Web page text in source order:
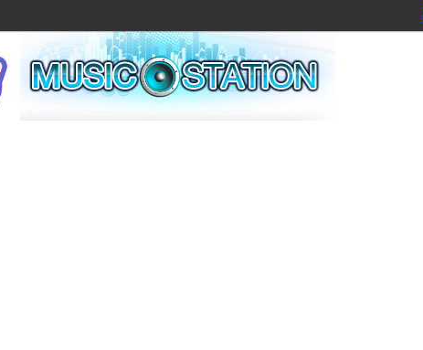
ข่าวด่วน ข่าวสั้น
ละคร
หนังใหม่
หมากรุกไทย